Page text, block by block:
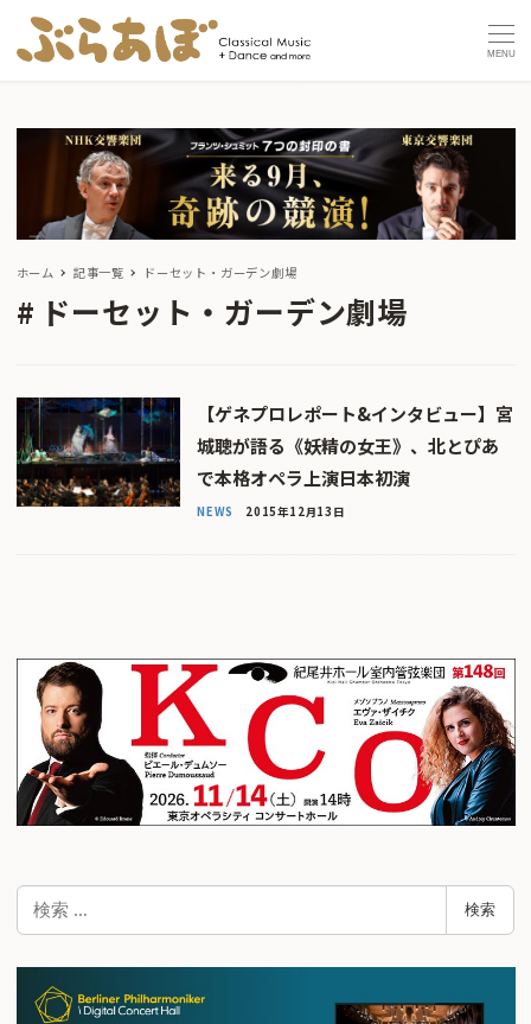
MENU
ホーム 記事一覧 ドーセット・ガーデン劇場
ドーセット・ガーデン劇場
【ゲネプロレポート&インタビュー】宮
城聰が語る《妖精の女王》、北とぴあ
で本格オペラ上演日本初演
NEWS 2015年12月13日
検
検索